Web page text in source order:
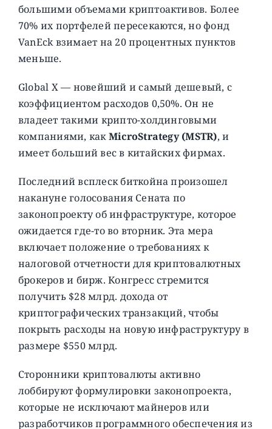
большими объемами криптоактивов. Более
70% их портфелей пересекаются, но фонд
VanEck взимает на 20 процентных пунктов
меньше.
Global X — новейший и самый дешевый, с
коэффициентом расходов 0,50%. Он не
владеет такими крипто-холдинговыми
компаниями, какMicroStrategy (MSTR), и
имеет больший вес в китайских фирмах.
Последний всплеск биткойна произошел
накануне голосования Сената по
законопроекту об инфраструктуре, которое
ожидается где-то во вторник. Эта мера
включает положение о требованиях к
налоговой отчетности для криптовалютных
брокеров и бирж. Конгресс стремится
получить $28 млрд. дохода от
криптографических транзакций, чтобы
покрыть расходы на новую инфраструктуру в
размере $550 млрд.
Сторонники криптовалюты активно
лоббируют формулировки законопроекта,
которые не исключают майнеров или
разработчиков программного обеспечения из